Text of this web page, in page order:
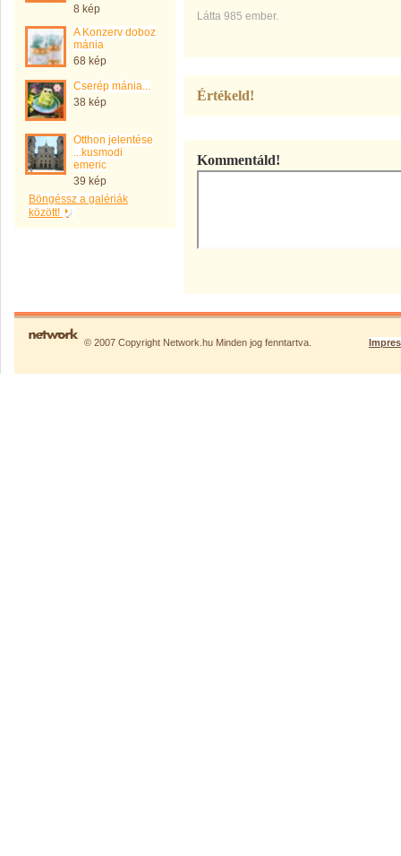
8 kép
A Konzerv doboz
mánia
68 kép
Cserép mánia...
38 kép
Otthon jelentése
...kusmodi
emeric
39 kép
Böngéssz a galériák
között!
Látta 985 ember.
Értékeld!
Kommentáld!
© 2007 Copyright Network.hu Minden jog fenntartva.